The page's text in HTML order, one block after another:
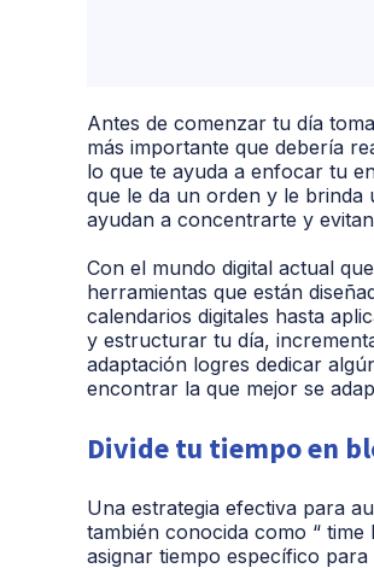
Antes de comenzar tu día
más importante que debería
lo que te ayuda a enfocar tu
que le da un orden y le brinda
ayudan a concentrarte y
Con el mundo digital actual
herramientas que están
calendarios digitales hasta
y estructurar tu día,
adaptación logres dedicar
encontrar la que mejor se
Divide tu tiempo en
Una estrategia efectiva para
también conocida como “ time
asignar tiempo específico